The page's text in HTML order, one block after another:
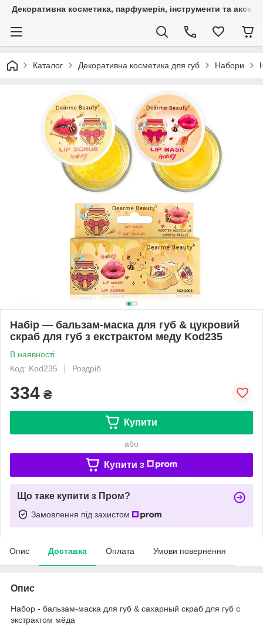
Декоративна косметика, парфумерія, інструменти та
Каталог Декоративна косметика для губ Набори
Набір — бальзам-маска для губ & цукровий
скраб для губ з екстрактом меду Kod235
В наявності
Код: Kod235
Роздріб
334 ₴
Купити
або
Купити з
Що таке купити з Пром?
Замовлення під захистом
Опис Доставка Оплата Умови повернення
Опис
Набор - бальзам-маска для губ & сахарный скраб для губ с
экстрактом мёда